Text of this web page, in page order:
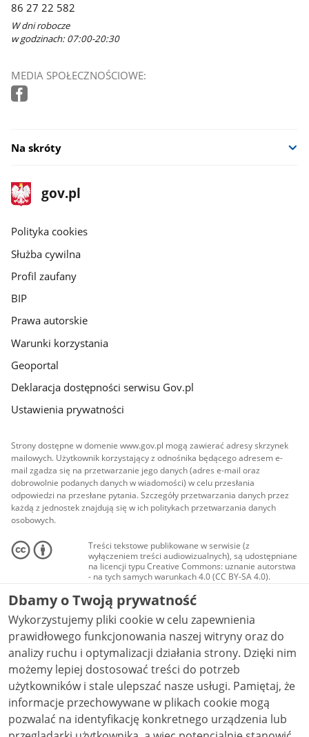
86 27 22 582
W dni robocze
w godzinach: 07:00-20:30
MEDIA SPOŁECZNOŚCIOWE:
Na skróty
stopka
gov.pl
Strona
gov.pl
gov.pl
Polityka cookies
Służba cywilna
Profil zaufany
BIP
Prawa autorskie
Warunki korzystania
Geoportal
Deklaracja dostępności serwisu Gov.pl
Ustawienia prywatności
Strony dostępne w domenie www.gov.pl mogą zawierać adresy skrzynek
mailowych. Użytkownik korzystający z odnośnika będącego adresem e-
mail zgadza się na przetwarzanie jego danych (adres e-mail oraz
dobrowolnie podanych danych w wiadomości) w celu przesłania
odpowiedzi na przesłane pytania. Szczegóły przetwarzania danych przez
każdą z jednostek znajdują się w ich politykach przetwarzania danych
osobowych.
Treści tekstowe publikowane w serwisie (z
wyłączeniem treści audiowizualnych), są udostępniane
na licencji typu Creative Commons: uznanie autorstwa
- na tych samych warunkach 4.0 (CC BY-SA 4.0).
Materiały audiowizualne, w tym zdjęcia, materiały
audio i wideo, są udostępniane na licencji typu
Creative Commons: uznanie autorstwa użycie
niekomercyjne - bez utworów zależnych 4.0 (CC BY-
NC-ND 4.0), o ile nie jest to stwierdzone inaczej.
Dbamy o Twoją prywatność
Wykorzystujemy pliki cookie w celu zapewnienia
prawidłowego funkcjonowania naszej witryny oraz do
analizy ruchu i optymalizacji działania strony. Dzięki nim
możemy lepiej dostosować treści do potrzeb
użytkowników i stale ulepszać nasze usługi. Pamiętaj, że
informacje przechowywane w plikach cookie mogą
pozwalać na identyfikację konkretnego urządzenia lub